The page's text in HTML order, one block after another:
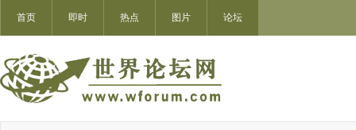
首页 即时 热点 图片 论坛